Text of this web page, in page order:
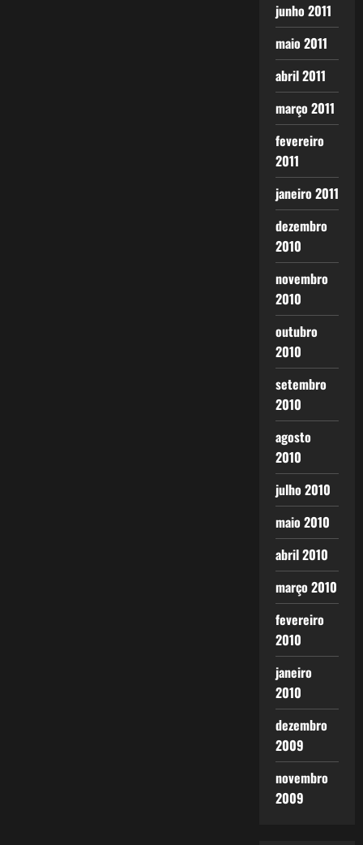
junho 2011
maio 2011
abril 2011
março 2011
fevereiro
2011
janeiro 2011
dezembro
2010
novembro
2010
outubro
2010
setembro
2010
agosto
2010
julho 2010
maio 2010
abril 2010
março 2010
fevereiro
2010
janeiro
2010
dezembro
2009
novembro
2009